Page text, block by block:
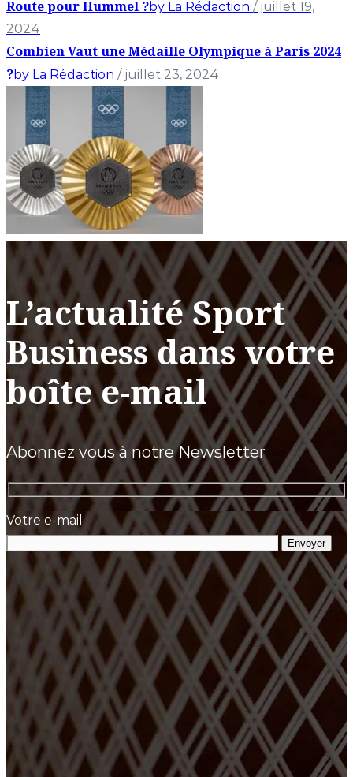
Route pour Hummel ?by La Rédaction / juillet 19,
2024
Combien Vaut une Médaille Olympique à Paris 2024
?by La Rédaction / juillet 23, 2024
L’actualité Sport
Business dans votre
boîte e-mail
Abonnez vous à notre Newsletter
Votre e-mail :